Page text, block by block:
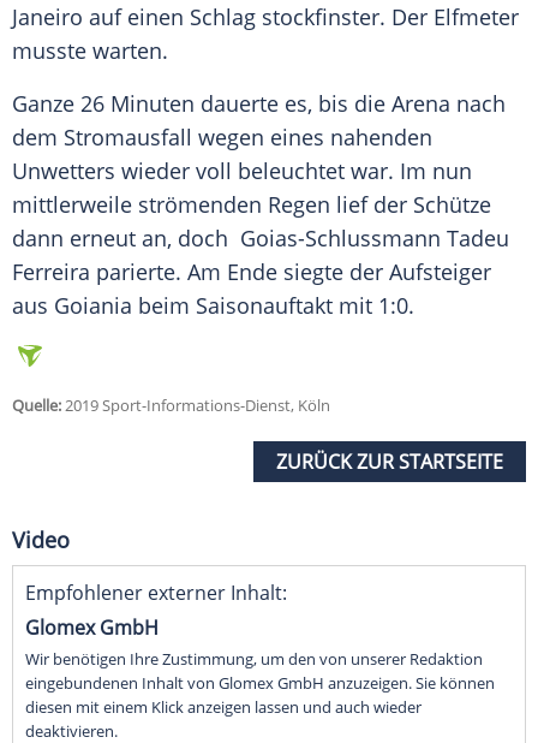
Janeiro auf einen Schlag stockfinster. Der Elfmeter
musste warten.
Ganze 26 Minuten dauerte es, bis die Arena nach
dem Stromausfall wegen eines nahenden
Unwetters wieder voll beleuchtet war. Im nun
mittlerweile strömenden Regen lief der Schütze
dann erneut an, doch Goias-Schlussmann Tadeu
Ferreira parierte. Am Ende siegte der Aufsteiger
aus Goiania beim Saisonauftakt mit 1:0.
Quelle:2019 Sport-Informations-Dienst, Köln
ZURÜCK ZUR STARTSEITE
Video
Empfohlener externer Inhalt:
Glomex GmbH
Wir benötigen Ihre Zustimmung, um den von unserer Redaktion
eingebundenen Inhalt von Glomex GmbH anzuzeigen. Sie können
diesen mit einem Klick anzeigen lassen und auch wieder
deaktivieren.